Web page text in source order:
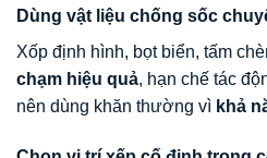
Dùng vật liệu chống sốc
Xốp định hình, bọt biển, tấm
chạm hiệu quả, hạn chế tác
nên dùng khăn thường vì khả